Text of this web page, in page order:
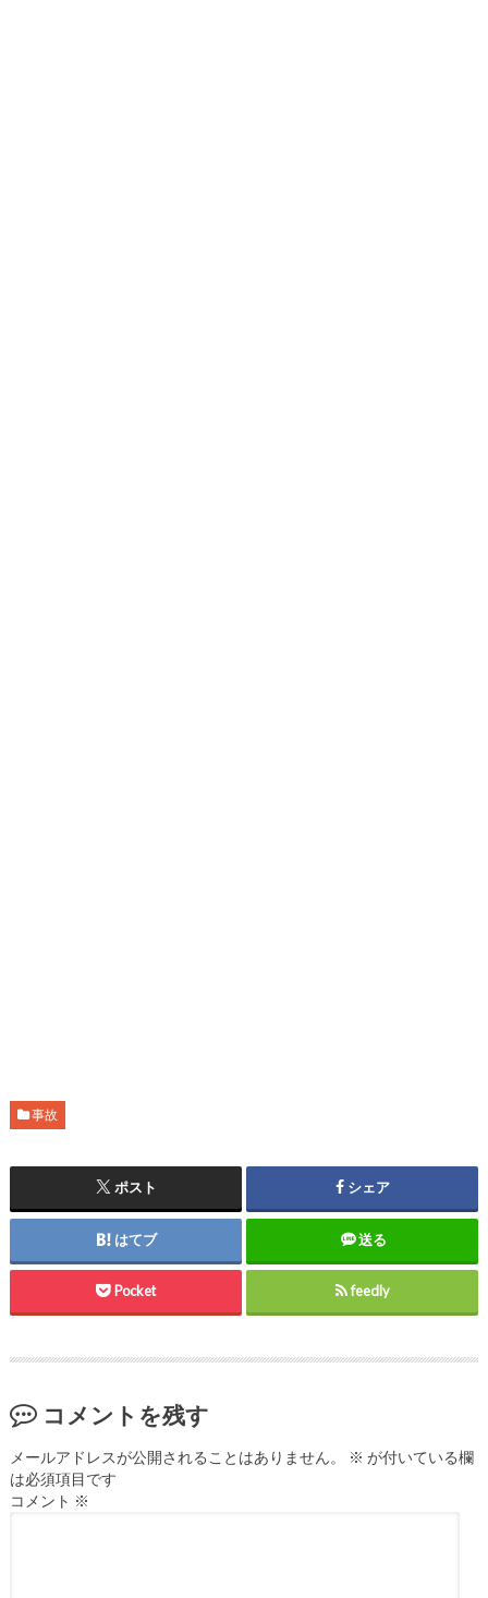
事故
ポスト シェア
はてブ 送る
Pocket feedly
コメントを残す
メールアドレスが公開されることはありません。 ※ が付いている欄
は必須項目です
コメント ※